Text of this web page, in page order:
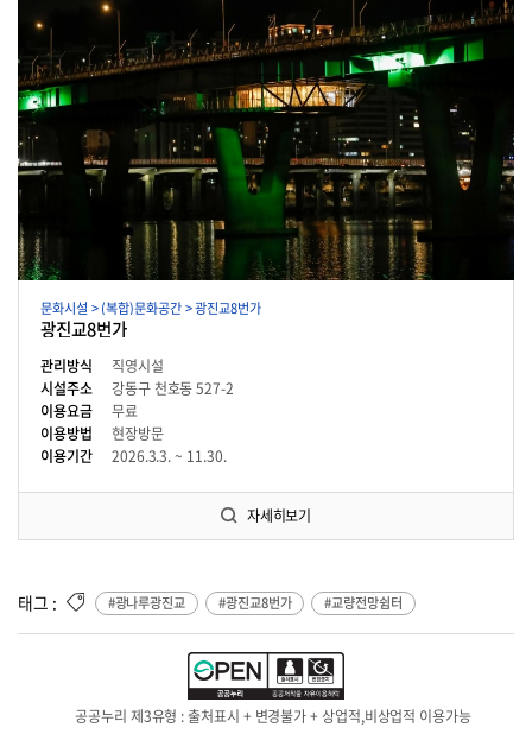
문화시설 > (복합)문화공간 > 광진교8번가
광진교8번가
관리방식
직영시설
시설주소
강동구 천호동 527-2
이용요금
무료
이용방법
현장방문
이용기간
2026.3.3. ~ 11.30.
자세히보기
태그 : #광나루광진교 #광진교8번가 #교량전망쉼터
공공누리 제3유형 : 출처표시 + 변경불가 + 상업적,비상업적 이용가능